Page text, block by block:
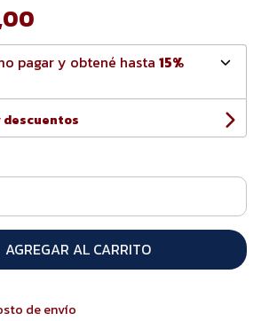
pagar y obtené hasta 15%
descuentos
AGREGAR AL CARRITO
de envío